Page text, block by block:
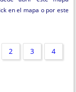
en el mapa o por este
2 3 4